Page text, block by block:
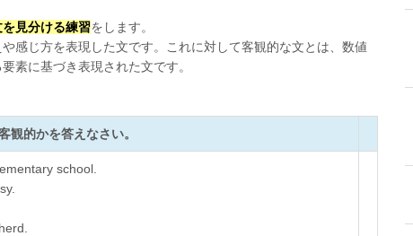
見分ける練習をします。
感じ方を表現した文です。これに対して客観的な文とは、数値
素に基づき表現された文です。
観的かを答えなさい。
school.